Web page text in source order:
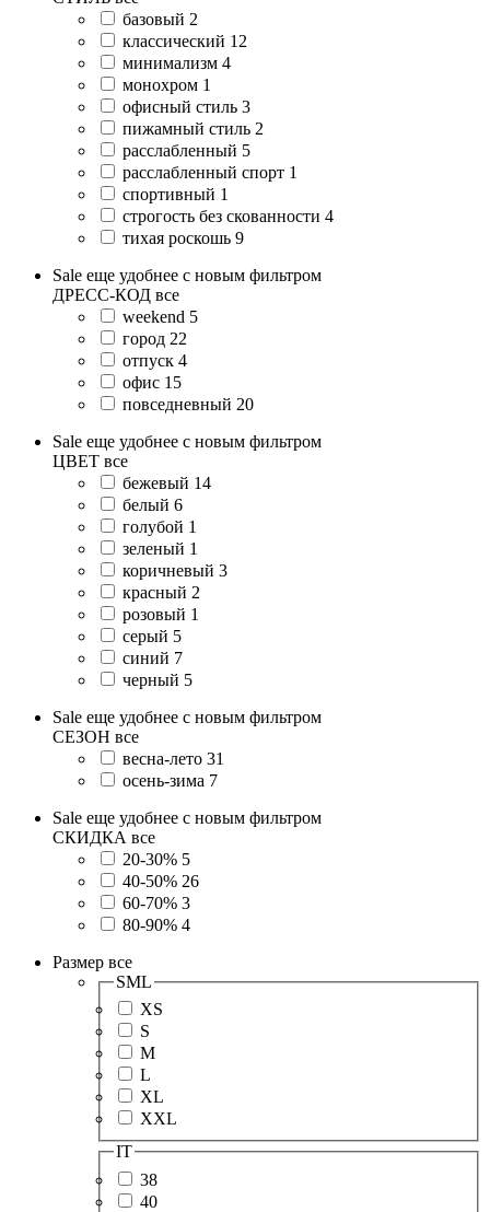
базовый 2
классический 12
минимализм 4
монохром 1
офисный стиль 3
пижамный стиль 2
расслабленный 5
расслабленный спорт 1
спортивный 1
строгость без скованности 4
тихая роскошь 9
Sale еще удобнее с новым фильтром
ДРЕСС-КОД все
weekend 5
город 22
отпуск 4
офис 15
повседневный 20
Sale еще удобнее с новым фильтром
ЦВЕТ все
бежевый 14
белый 6
голубой 1
зеленый 1
коричневый 3
красный 2
розовый 1
серый 5
синий 7
черный 5
Sale еще удобнее с новым фильтром
СЕЗОН все
весна-лето 31
осень-зима 7
Sale еще удобнее с новым фильтром
СКИДКА все
20-30% 5
40-50% 26
60-70% 3
80-90% 4
Размер все
SML
XS
S
M
L
XL
XXL
IT
38
40